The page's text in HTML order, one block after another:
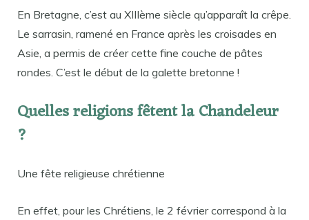
En Bretagne, c’est au XIIIème siècle qu’apparaît la crêpe.
Le sarrasin, ramené en France après les croisades en
Asie, a permis de créer cette fine couche de pâtes
rondes. C’est le début de la galette bretonne !
Quelles religions fêtent la Chandeleur
?
Une fête religieuse chrétienne
En effet, pour les Chrétiens, le 2 février correspond à la